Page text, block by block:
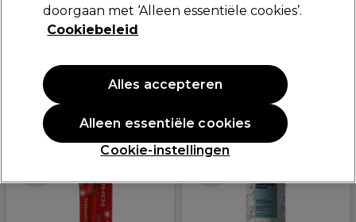
Sorteren op:Populariteit
PROMOTIE PROMOTIE
Meer opties
doorgaan met ‘Alleen essentiële cookies’.
Cookiebeleid
Cookie-instellingen
Alleen essentiële cookies
Alles accepteren